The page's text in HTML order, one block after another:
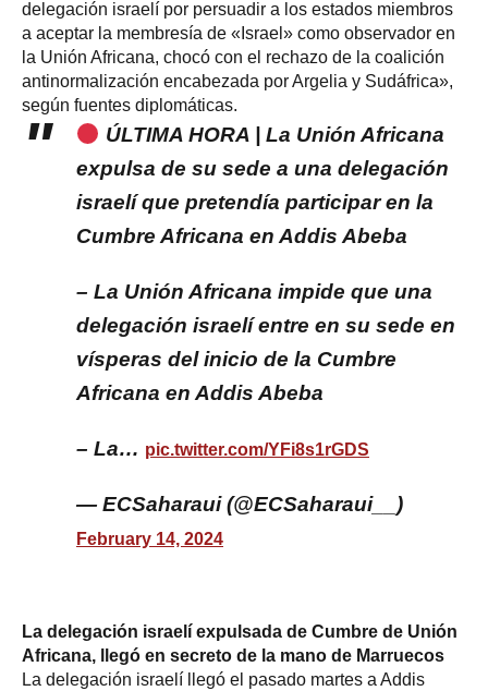
delegación israelí por persuadir a los estados miembros
a aceptar la membresía de «Israel» como observador en
la Unión Africana, chocó con el rechazo de la coalición
antinormalización encabezada por Argelia y Sudáfrica»,
según fuentes diplomáticas.
ÚLTIMA HORA | La Unión Africana
expulsa de su sede a una delegación
israelí que pretendía participar en la
Cumbre Africana en Addis Abeba
– La Unión Africana impide que una
delegación israelí entre en su sede en
vísperas del inicio de la Cumbre
Africana en Addis Abeba
– La… pic.twitter.com/YFi8s1rGDS
— ECSaharaui (@ECSaharaui__)
February 14, 2024
La delegación israelí expulsada de Cumbre de Unión
Africana, llegó en secreto de la mano de Marruecos
La delegación israelí llegó el pasado martes a Addis